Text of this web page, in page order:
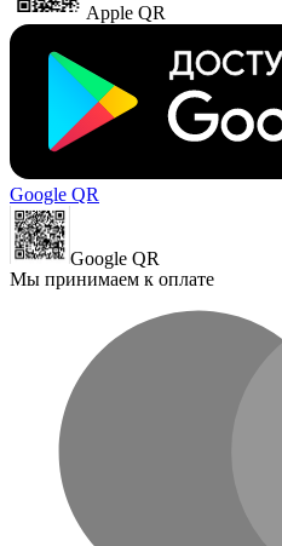
Apple QR
Google QR
Google QR
Мы принимаем к оплате